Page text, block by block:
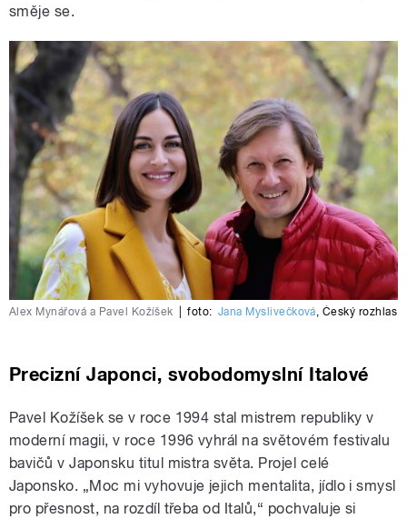
směje se.
Alex Mynářová a Pavel Kožíšek foto: Jana Myslivečková, Český rozhlas
Precizní Japonci, svobodomyslní Italové
Pavel Kožíšek se v roce 1994 stal mistrem republiky v
moderní magii, v roce 1996 vyhrál na světovém festivalu
bavičů v Japonsku titul mistra světa. Projel celé
Japonsko. „Moc mi vyhovuje jejich mentalita, jídlo i smysl
pro přesnost, na rozdíl třeba od Italů,“ pochvaluje si